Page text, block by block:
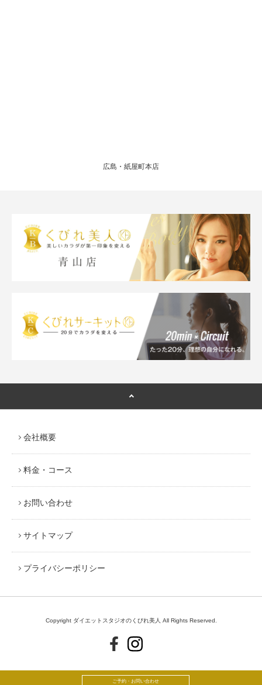
ご予約・お問い合わせ
広島・紙屋町本店
会社概要
料金・コース
お問い合わせ
サイトマップ
プライバシーポリシー
Copyright ダイエットスタジオのくびれ美人 All Rights Reserved.